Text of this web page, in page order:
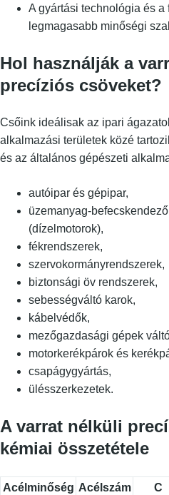
A gyártási technológia és a
legmagasabb minőségi
Hol használják a
precíziós csöveket?
Csőink ideálisak az ipari
alkalmazási területek közé
és az általános gépészeti
autóipar és gépipar,
üzemanyag-
(dízelmotorok),
fékrendszerek,
szervokormányrendszerek,
biztonsági öv rendszerek,
sebességváltó karok,
kábelvédők,
mezőgazdasági gépek
motorkerékpárok és
csapágygyártás,
ülésszerkezetek.
A varrat nélküli
kémiai összetétele
Acélminőség Acélszám C